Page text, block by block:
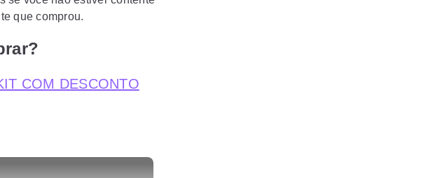
que comprou.
COM DESCONTO